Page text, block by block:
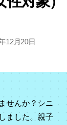
12月20日
せんか？シニ
ました。親子